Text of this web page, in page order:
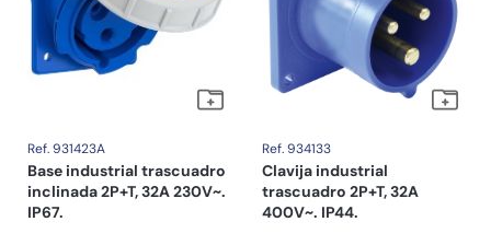
Ref. 931423A
Base industrial trascuadro
inclinada 2P+T, 32A 230V~.
IP67.
Ref. 934133
Clavija industrial
trascuadro 2P+T, 32A
400V~. IP44.